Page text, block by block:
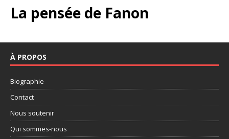
La pensée de Fanon
À PROPOS
Biographie
Contact
Nous soutenir
Qui sommes-nous